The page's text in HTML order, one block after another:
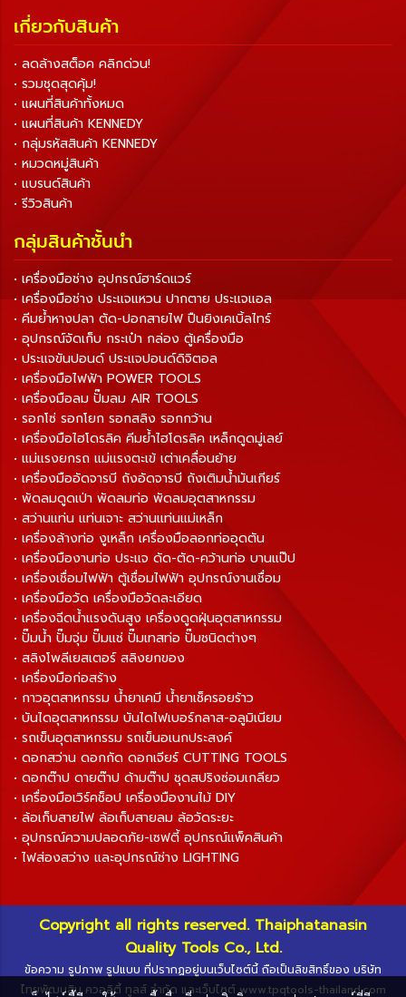
เกี่ยวกับสินค้า
• ลดล้างสต็อค คลิกด่วน!
• รวมชุดสุดคุ้ม!
• แผนที่สินค้าทั้งหมด
• แผนที่สินค้า KENNEDY
• กลุ่มรหัสสินค้า KENNEDY
• หมวดหมู่สินค้า
• แบรนด์สินค้า
• รีวิวสินค้า
กลุ่มสินค้าชั้นนำ
• เครื่องมือช่าง อุปกรณ์ฮาร์ดแวร์
• เครื่องมือช่าง ประแจแหวน ปากตาย ประแจแอล
• คีมย้ำหางปลา ตัด-ปอกสายไฟ ปืนยิงเคเบิ้ลไทร์
• อุปกรณ์จัดเก็บ กระเป๋า กล่อง ตู้เครื่องมือ
• ประแจขันปอนด์ ประแจปอนด์ดิจิตอล
• เครื่องมือไฟฟ้า POWER TOOLS
• เครื่องมือลม ปั๊มลม AIR TOOLS
• รอกโซ่ รอกโยก รอกสลิง รอกกว้าน
• เครื่องมือไฮโดรลิค คีมย้ำไฮโดรลิค เหล็กดูดมู่เลย์
• แม่แรงยกรถ แม่แรงตะเข้ เต่าเคลื่อนย้าย
• เครื่องมืออัดจารบี ถังอัดจารบี ถังเติมน้ำมันเกียร์
• พัดลมดูดเป่า พัดลมท่อ พัดลมอุตสาหกรรม
• สว่านแท่น แท่นเจาะ สว่านแท่นแม่เหล็ก
• เครื่องล้างท่อ งูเหล็ก เครื่องมือลอกท่ออุดตัน
• เครื่องมืองานท่อ ประแจ ดัด-ตัด-คว้านท่อ บานแป๊ป
• เครื่องเชื่อมไฟฟ้า ตู้เชื่อมไฟฟ้า อุปกรณ์งานเชื่อม
• เครื่องมือวัด เครื่องมือวัดละเอียด
• เครื่องฉีดน้ำแรงดันสูง เครื่องดูดฝุ่นอุตสาหกรรม
• ปั๊มน้ำ ปั๊มจุ่ม ปั๊มแช่ ปั๊มเทสท่อ ปั๊มชนิดต่างๆ
• สลิงโพลีเยสเตอร์ สลิงยกของ
• เครื่องมือก่อสร้าง
• กาวอุตสาหกรรม น้ำยาเคมี น้ำยาเช็ครอยร้าว
• บันไดอุตสาหกรรม บันไดไฟเบอร์กลาส-อลูมิเนียม
• รถเข็นอุตสาหกรรม รถเข็นอเนกประสงค์
• ดอกสว่าน ดอกกัด ดอกเจียร์ CUTTING TOOLS
• ดอกต๊าป ดายต๊าป ด้ามต๊าป ชุดสปริงซ่อมเกลียว
• เครื่องมือเวิร์คช็อป เครื่องมืองานไม้ DIY
• ล้อเก็บสายไฟ ล้อเก็บสายลม ล้อวัดระยะ
• อุปกรณ์ความปลอดภัย-เซฟตี้ อุปกรณ์แพ็คสินค้า
• ไฟส่องสว่าง และอุปกรณ์ช่าง LIGHTING
Copyright all rights reserved. Thaiphatanasin
Quality Tools Co., Ltd.
ข้อความ รูปภาพ รูปแบบ ที่ปรากฏอยู่บนเว็บไซต์นี้ ถือเป็นลิขสิทธิ์ของ บริษัท
ไทยพัฒนสิน ควอลิตี้ ทูลส์ จำกัด และเว็บไซต์ www.tpqtools-thailand.com